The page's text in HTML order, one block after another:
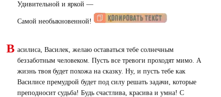
Удивительной и яркой —
Самой необыкновенной!
В асилиса, Василек, желаю оставаться тебе солнечным
беззаботным человеком. Пусть все тревоги проходят мимо. А
жизнь твоя будет похожа на сказку. Ну, и пусть тебе как
Василисе премудрой будет под силу решать задачи, которые
преподносит судьба! Будь счастлива, красива и умна! С